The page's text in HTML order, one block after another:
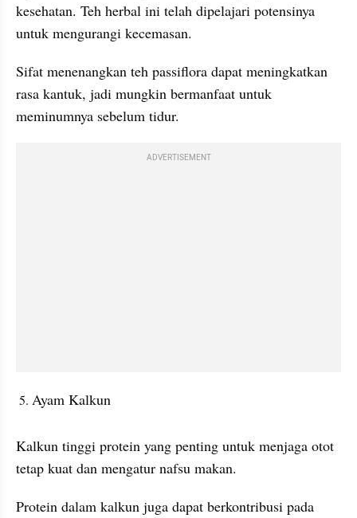
kesehatan. Teh herbal ini telah dipelajari potensinya
untuk mengurangi kecemasan.
Sifat menenangkan teh passiflora dapat meningkatkan
rasa kantuk, jadi mungkin bermanfaat untuk
meminumnya sebelum tidur.
ADVERTISEMENT
Ayam Kalkun
Kalkun tinggi protein yang penting untuk menjaga otot
tetap kuat dan mengatur nafsu makan.
Protein dalam kalkun juga dapat berkontribusi pada